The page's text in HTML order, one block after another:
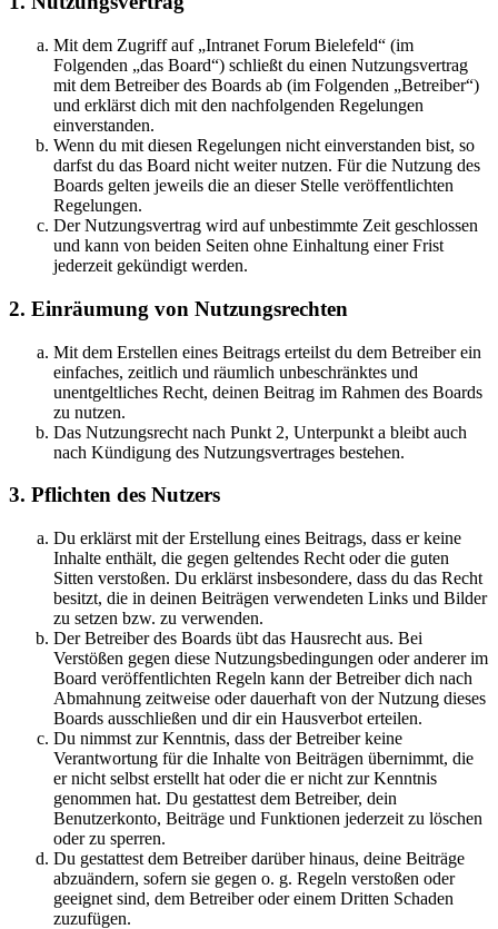
Mit dem Zugriff auf „Intranet Forum Bielefeld“ (im
Folgenden „das Board“) schließt du einen Nutzungsvertrag
mit dem Betreiber des Boards ab (im Folgenden „Betreiber“)
und erklärst dich mit den nachfolgenden Regelungen
einverstanden.
Wenn du mit diesen Regelungen nicht einverstanden bist, so
darfst du das Board nicht weiter nutzen. Für die Nutzung des
Boards gelten jeweils die an dieser Stelle veröffentlichten
Regelungen.
Der Nutzungsvertrag wird auf unbestimmte Zeit geschlossen
und kann von beiden Seiten ohne Einhaltung einer Frist
jederzeit gekündigt werden.
2. Einräumung von Nutzungsrechten
Mit dem Erstellen eines Beitrags erteilst du dem Betreiber ein
einfaches, zeitlich und räumlich unbeschränktes und
unentgeltliches Recht, deinen Beitrag im Rahmen des Boards
zu nutzen.
Das Nutzungsrecht nach Punkt 2, Unterpunkt a bleibt auch
nach Kündigung des Nutzungsvertrages bestehen.
3. Pflichten des Nutzers
Du erklärst mit der Erstellung eines Beitrags, dass er keine
Inhalte enthält, die gegen geltendes Recht oder die guten
Sitten verstoßen. Du erklärst insbesondere, dass du das Recht
besitzt, die in deinen Beiträgen verwendeten Links und Bilder
zu setzen bzw. zu verwenden.
Der Betreiber des Boards übt das Hausrecht aus. Bei
Verstößen gegen diese Nutzungsbedingungen oder anderer im
Board veröffentlichten Regeln kann der Betreiber dich nach
Abmahnung zeitweise oder dauerhaft von der Nutzung dieses
Boards ausschließen und dir ein Hausverbot erteilen.
Du nimmst zur Kenntnis, dass der Betreiber keine
Verantwortung für die Inhalte von Beiträgen übernimmt, die
er nicht selbst erstellt hat oder die er nicht zur Kenntnis
genommen hat. Du gestattest dem Betreiber, dein
Benutzerkonto, Beiträge und Funktionen jederzeit zu löschen
oder zu sperren.
Du gestattest dem Betreiber darüber hinaus, deine Beiträge
abzuändern, sofern sie gegen o. g. Regeln verstoßen oder
geeignet sind, dem Betreiber oder einem Dritten Schaden
zuzufügen.